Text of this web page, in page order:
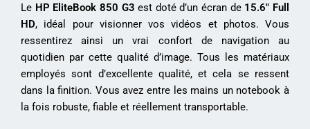
Le HP EliteBook 850 G3 est doté d’un écran de 15.6″ Full
HD, idéal pour visionner vos vidéos et photos. Vous
ressentirez ainsi un vrai confort de navigation au
quotidien par cette qualité d’image. Tous les matériaux
employés sont d’excellente qualité, et cela se ressent
dans la finition. Vous avez entre les mains un notebook à
la fois robuste, fiable et réellement transportable.